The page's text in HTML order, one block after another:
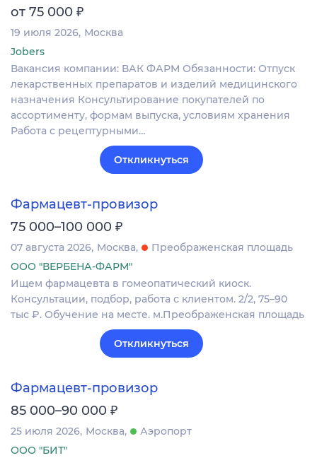
от 75 000 ₽
19 июля 2026 Москва
Jobers
Вакансия компании: ВАК ФАРМ Обязанности: Отпуск
лекарственных препаратов и изделий медицинского
назначения Консультирование покупателей по
ассортименту, формам выпуска, условиям хранения
Работа с рецептурными…
Откликнуться
Фармацевт-провизор
75 000–100 000 ₽
07 августа 2026 Москва
Преображенская площадь
ООО "ВЕРБЕНА-ФАРМ"
Ищем фармацевта в гомеопатический киоск.
Консультации, подбор, работа с клиентом. 2/2, 75–90
тыс ₽. Обучение на месте. м.Преображенская площадь
Откликнуться
Фармацевт-провизор
85 000–90 000 ₽
25 июля 2026 Москва
Аэропорт
ООО "БИТ"